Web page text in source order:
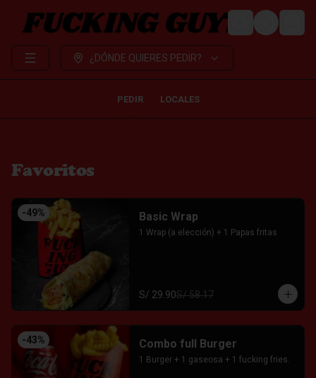
LOGIN
¿DÓNDE QUIERES PEDIR?
PEDIR LOCALES
Favoritos
-49% Basic Wrap
1 Wrap (a elección) + 1 Papas fritas
S/ 29.90S/ 58.17
-43% Combo full Burger
1 Burger + 1 gaseosa + 1 fucking fries.